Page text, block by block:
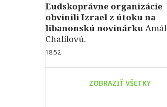
Ľudskoprávne organizácie
obvinili Izrael z útoku na
libanonskú novinárkuAmál
Chalílovú.
18:52
ZOBRAZIŤ VŠETKY